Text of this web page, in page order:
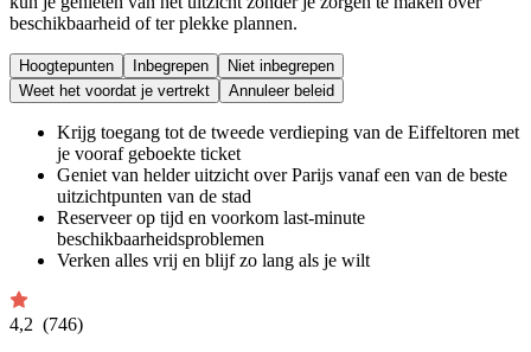
beschikbaarheid of ter plekke plannen.
Hoogtepunten Inbegrepen
Niet inbegrepen
Weet het voordat je vertrekt
Annuleer beleid
Krijg toegang tot de tweede verdieping van de Eiffeltoren met
je vooraf geboekte ticket
Geniet van helder uitzicht over Parijs vanaf een van de beste
uitzichtpunten van de stad
Reserveer op tijd en voorkom last-minute
beschikbaarheidsproblemen
Verken alles vrij en blijf zo lang als je wilt
4,2 (746)